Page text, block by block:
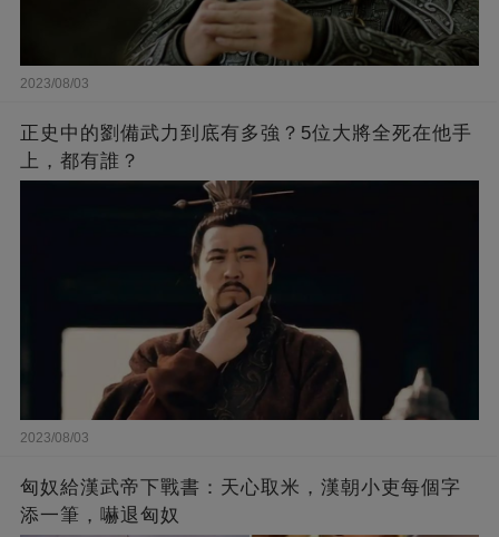
2023/08/03
正史中的劉備武力到底有多強？5位大將全死在他手
上，都有誰？
2023/08/03
匈奴給漢武帝下戰書：天心取米，漢朝小吏每個字
添一筆，嚇退匈奴